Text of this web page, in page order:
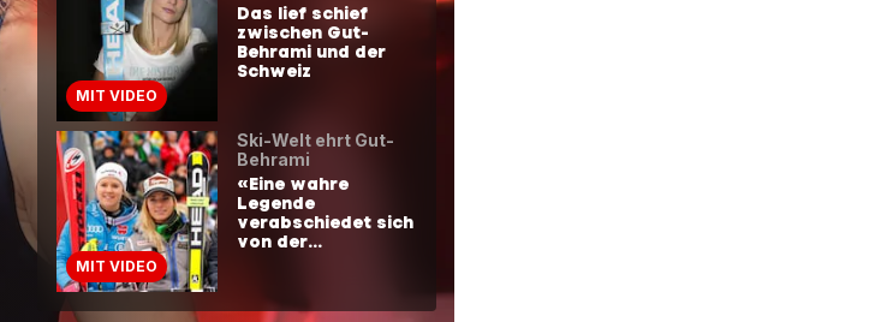
MIT VIDEO
Das lief schief
zwischen Gut-
Behrami und der
Schweiz
MIT VIDEO
Ski-Welt ehrt Gut-
Behrami
«Eine wahre
Legende
verabschiedet sich
von der